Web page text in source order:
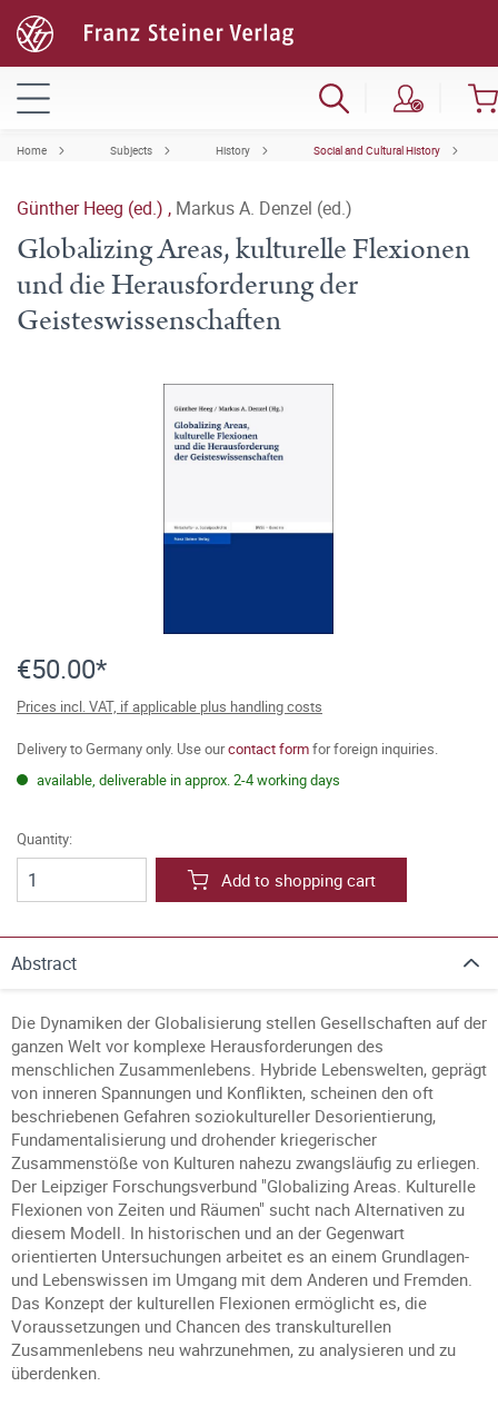
Home Subjects History Social and Cultural History
Günther Heeg (ed.) , Markus A. Denzel (ed.)
Globalizing Areas, kulturelle Flexionen
und die Herausforderung der
Geisteswissenschaften
€50.00*
Prices incl. VAT, if applicable plus handling costs
Delivery to Germany only. Use ourcontact formfor foreign inquiries.
available, deliverable in approx. 2-4 working days
Quantity:
Add to shopping cart
Abstract
Die Dynamiken der Globalisierung stellen Gesellschaften auf der
ganzen Welt vor komplexe Herausforderungen des
menschlichen Zusammenlebens. Hybride Lebenswelten, geprägt
von inneren Spannungen und Konflikten, scheinen den oft
beschriebenen Gefahren soziokultureller Desorientierung,
Fundamentalisierung und drohender kriegerischer
Zusammenstöße von Kulturen nahezu zwangsläufig zu erliegen.
Der Leipziger Forschungsverbund "Globalizing Areas. Kulturelle
Flexionen von Zeiten und Räumen" sucht nach Alternativen zu
diesem Modell. In historischen und an der Gegenwart
orientierten Untersuchungen arbeitet es an einem Grundlagen-
und Lebenswissen im Umgang mit dem Anderen und Fremden.
Das Konzept der kulturellen Flexionen ermöglicht es, die
Voraussetzungen und Chancen des transkulturellen
Zusammenlebens neu wahrzunehmen, zu analysieren und zu
überdenken.